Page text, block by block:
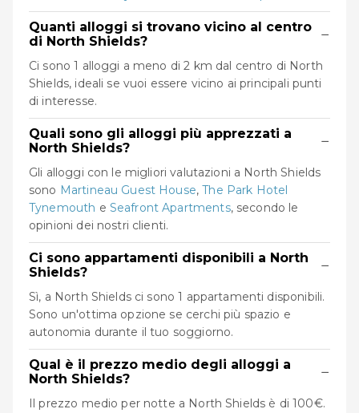
Quanti alloggi si trovano vicino al centro
di North Shields?
−
Ci sono 1 alloggi a meno di 2 km dal centro di North
Shields, ideali se vuoi essere vicino ai principali punti
di interesse.
Quali sono gli alloggi più apprezzati a
North Shields?
−
Gli alloggi con le migliori valutazioni a North Shields
sono Martineau Guest House,The Park Hotel
Tynemouth e Seafront Apartments, secondo le
opinioni dei nostri clienti.
Ci sono appartamenti disponibili a North
Shields?
−
Sì, a North Shields ci sono 1 appartamenti disponibili.
Sono un'ottima opzione se cerchi più spazio e
autonomia durante il tuo soggiorno.
Qual è il prezzo medio degli alloggi a
North Shields?
−
Il prezzo medio per notte a North Shields è di 100€.